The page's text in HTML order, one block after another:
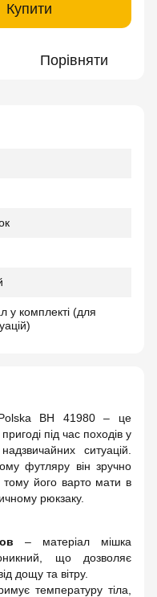
Купити
Порівняти
у комплекті (для
BH 41980 – це
під час походів у
ситуацій.
футляру він зручно
тому його варто мати в
рюкзаку.
– матеріал мішка
що дозволяє
дощу та вітру.
температуру тіла,